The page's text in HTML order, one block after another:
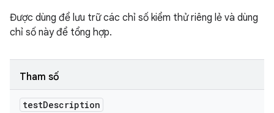
Được dùng để lưu trữ các chỉ số kiểm thử riêng lẻ và dùng
chỉ số này để tổng hợp.
Tham số
testDescription